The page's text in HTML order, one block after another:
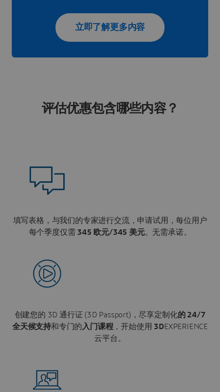
立即了解更多内容
评估优惠包含哪些内容？
填写表格，与我们的专家进行交流，申请试用，每位用户
每个季度仅需 345 欧元/345 美元。无需承诺。
创建您的 3D 通行证 (3D Passport)，尽享定制化的 24/7
全天候支持和专门的 入门课程，开始使用 3DEXPERIENCE
云平台。